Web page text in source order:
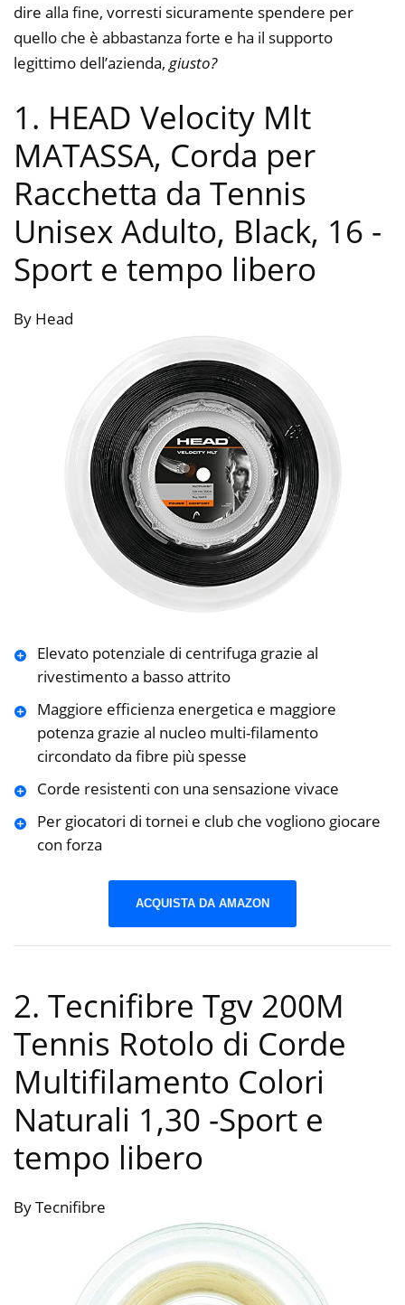
dire alla fine, vorresti sicuramente spendere per
quello che è abbastanza forte e ha il supporto
legittimo dell’azienda, giusto?
1. HEAD Velocity Mlt
MATASSA, Corda per
Racchetta da Tennis
Unisex Adulto, Black, 16 -
Sport e tempo libero
By Head
Elevato potenziale di centrifuga grazie al
rivestimento a basso attrito
Maggiore efficienza energetica e maggiore
potenza grazie al nucleo multi-filamento
circondato da fibre più spesse
Corde resistenti con una sensazione vivace
Per giocatori di tornei e club che vogliono giocare
con forza
ACQUISTA DA AMAZON
2. Tecnifibre Tgv 200M
Tennis Rotolo di Corde
Multifilamento Colori
Naturali 1,30 -Sport e
tempo libero
By Tecnifibre